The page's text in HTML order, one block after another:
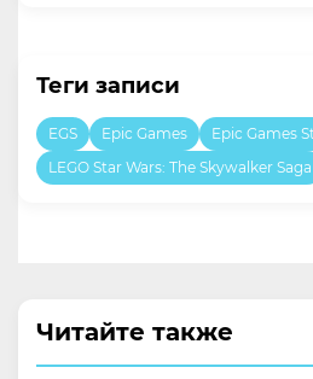
Теги записи
EGS Epic Games Epic Games
LEGO Star Wars: The Skywalker Saga
Читайте также